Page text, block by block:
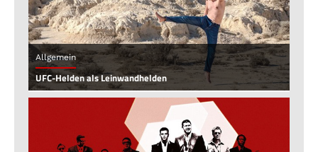
Allgemein
UFC-Helden als Leinwandhelden